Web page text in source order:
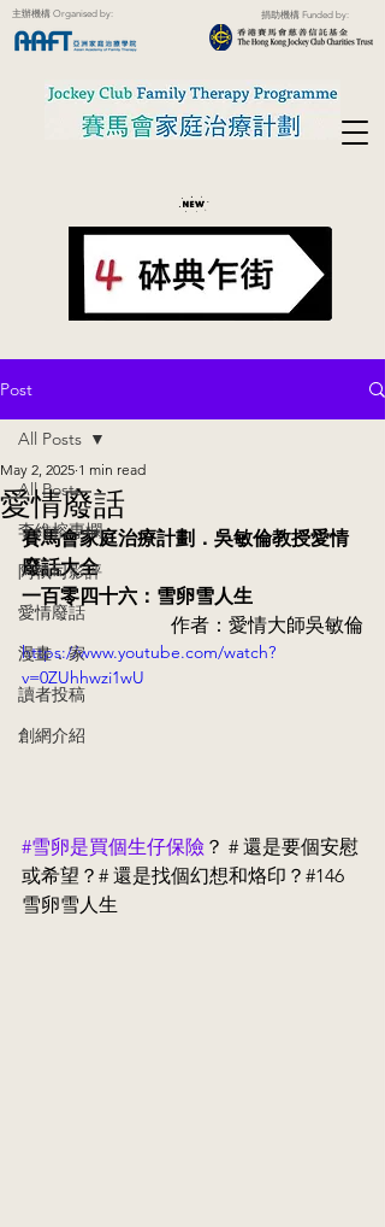
主辦機構 Organised by: 捐助機構 Funded by:
Post
All Posts
李維榕專欄
阿執司影評
愛情廢話
漫畫．家
讀者投稿
創網介紹
All Posts
愛情廢話
May 2, 2025 1 min read
賽馬會家庭治療計劃．吳敏倫教授愛情
廢話大全
一百零四十六：雪卵雪人生
作者：愛情大師吳敏倫
https://www.youtube.com/watch?
v=0ZUhhwzi1wU
#雪卵是買個生仔保險 ？ # 還是要個安慰
或希望？# 還是找個幻想和烙印？#146
雪卵雪人生